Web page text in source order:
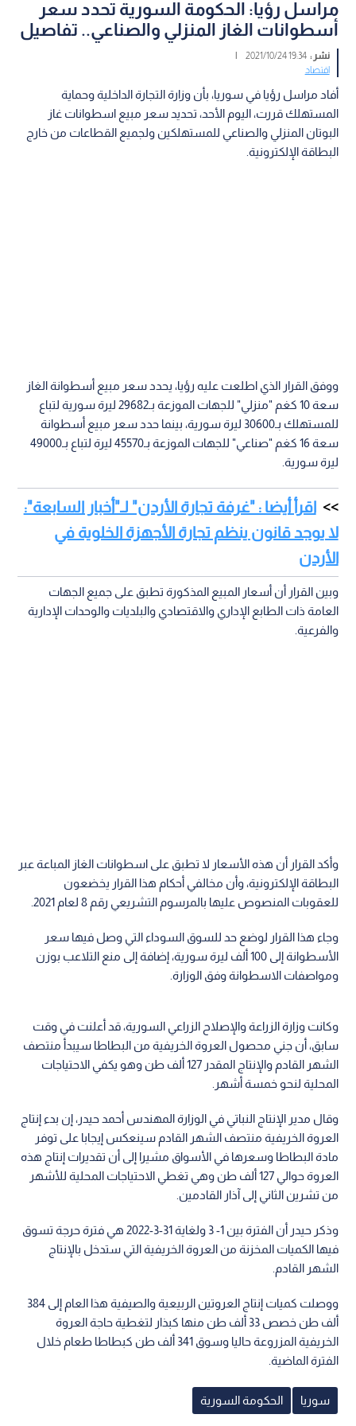
مراسل رؤيا: الحكومة السورية تحدد سعر
أسطوانات الغاز المنزلي والصناعي.. تفاصيل
نشر :19:34 2021/10/24
|
اقتصاد
أفاد مراسل رؤيا في سوريا، بأن وزارة التجارة الداخلية وحماية
المستهلك قررت، اليوم الأحد، تحديد سعر مبيع اسطوانات غاز
البوتان المنزلي والصناعي للمستهلكين ولجميع القطاعات من خارج
البطاقة الإلكترونية.
ووفق القرار الذي اطلعت عليه رؤيا، يحدد سعر مبيع أسطوانة الغاز
سعة 10 كغم "منزلي" للجهات الموزعة بـ29682 ليرة سورية لتباع
للمستهلك بـ30600 ليرة سورية، بينما حدد سعر مبيع أسطوانة
سعة 16 كغم "صناعي" للجهات الموزعة بـ45570 ليرة لتباع بـ49000
ليرة سورية.
اقرأ أيضا : "غرفة تجارة الأردن" لـ"أخبار السابعة":
لا يوجد قانون ينظم تجارة الأجهزة الخلوية في
الأردن
وبين القرار أن أسعار المبيع المذكورة تطبق على جميع الجهات
العامة ذات الطابع الإداري والاقتصادي والبلديات والوحدات الإدارية
والفرعية.
وأكد القرار أن هذه الأسعار لا تطبق على اسطوانات الغاز المباعة عبر
البطاقة الإلكترونية، وأن مخالفي أحكام هذا القرار يخضعون
للعقوبات المنصوص عليها بالمرسوم التشريعي رقم 8 لعام 2021.
وجاء هذا القرار لوضع حد للسوق السوداء التي وصل فيها سعر
الأسطوانة إلى 100 ألف ليرة سورية، إضافة إلى منع التلاعب بوزن
ومواصفات الاسطوانة وفق الوزارة.
وكانت وزارة الزراعة والإصلاح الزراعي السورية، قد أعلنت في وقت
سابق، أن جني محصول العروة الخريفية من البطاطا سيبدأ منتصف
الشهر القادم والإنتاج المقدر 127 ألف طن وهو يكفي الاحتياجات
المحلية لنحو خمسة أشهر.
وقال مدير الإنتاج النباتي في الوزارة المهندس أحمد حيدر، إن بدء إنتاج
العروة الخريفية منتصف الشهر القادم سينعكس إيجابا على توفر
مادة البطاطا وسعرها في الأسواق مشيرا إلى أن تقديرات إنتاج هذه
العروة حوالي 127 ألف طن وهي تغطي الاحتياجات المحلية للأشهر
من تشرين الثاني إلى آذار القادمين.
وذكر حيدر أن الفترة بين 1- 3 ولغاية 31-3-2022 هي فترة حرجة تسوق
فيها الكميات المخزنة من العروة الخريفية التي ستدخل بالإنتاج
الشهر القادم.
ووصلت كميات إنتاج العروتين الربيعية والصيفية هذا العام إلى 384
ألف طن خصص 33 ألف طن منها كبذار لتغطية حاجة العروة
الخريفية المزروعة حاليا وسوق 341 ألف طن كبطاطا طعام خلال
الفترة الماضية.
سوريا الحكومة السورية